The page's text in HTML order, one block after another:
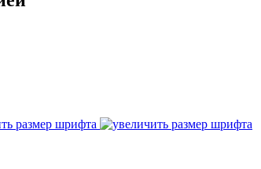
размер шрифта